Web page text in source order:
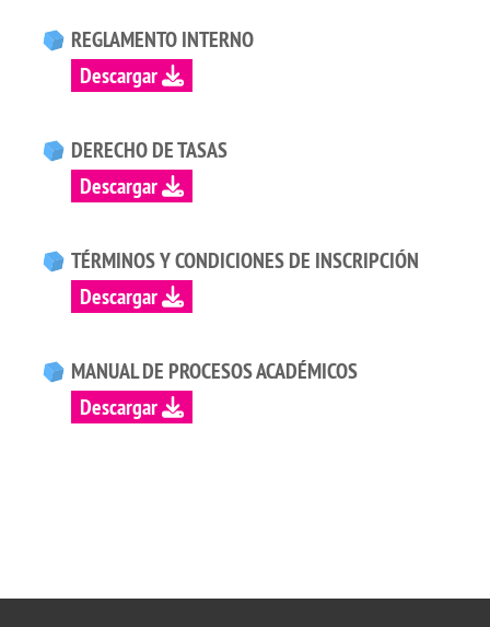
REGLAMENTO INTERNO
Descargar
DERECHO DE TASAS
Descargar
TÉRMINOS Y CONDICIONES DE INSCRIPCIÓN
Descargar
MANUAL DE PROCESOS ACADÉMICOS
Descargar